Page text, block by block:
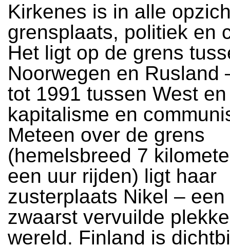
Kirkenes is in alle
grensplaats, politiek en
Het ligt op de grens
Noorwegen en Rusland
tot 1991 tussen West
kapitalisme en
Meteen over de grens
(hemelsbreed 7
een uur rijden) ligt haar
zusterplaats Nikel –
zwaarst vervuilde
wereld. Finland is